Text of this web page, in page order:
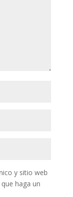
y sitio web
haga un